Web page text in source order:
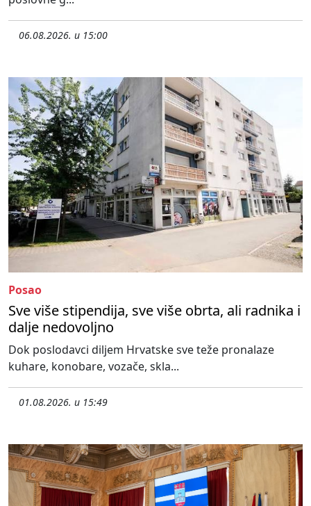
06.08.2026. u 15:00
Posao
Sve više stipendija, sve više obrta, ali radnika i
dalje nedovoljno
Dok poslodavci diljem Hrvatske sve teže pronalaze
kuhare, konobare, vozače, skla...
01.08.2026. u 15:49